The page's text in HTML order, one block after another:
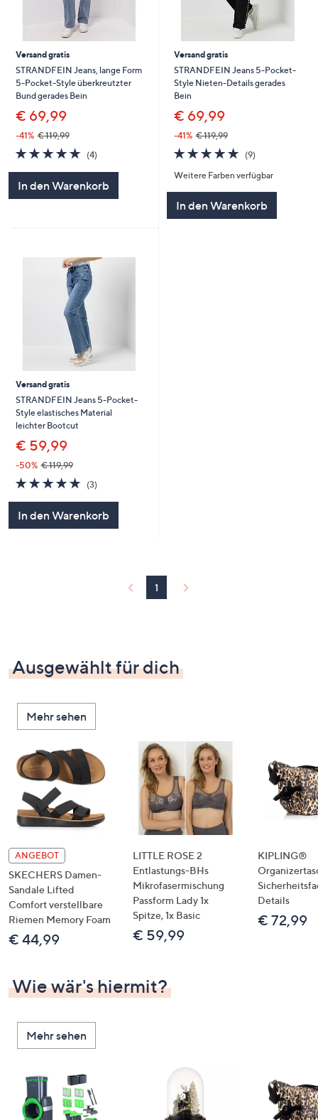
Versand gratis
STRANDFEIN Jeans, lange Form
5-Pocket-Style überkreutzter
Bund gerades Bein
€ 69,99
-41% € 119,99
5.0
von
5
(4)
In den Warenkorb
Versand gratis
STRANDFEIN Jeans 5-Pocket-
Style Nieten-Details gerades
Bein
€ 69,99
-41% € 119,99
4.7
von
5
(9)9
Weitere Farben verfügbar
In den Warenkorb
Versand gratis
STRANDFEIN Jeans 5-Pocket-
Style elastisches Material
leichter Bootcut
€ 59,99
-50% € 119,99
4.7
von
5
(3)
In den Warenkorb
1
Ausgewählt für dich
Mehr sehen
ANGEBOT
SKECHERS Damen-
Sandale Lifted
Comfort verstellbare
Riemen Memory Foam
€ 44,99
LITTLE ROSE 2
Entlastungs-BHs
Mikrofasermischung
Passform Lady 1x
Spitze, 1x Basic
€ 59,99
KIPLING®
Details
€ 72,99
Wie wär's hiermit?
Mehr sehen